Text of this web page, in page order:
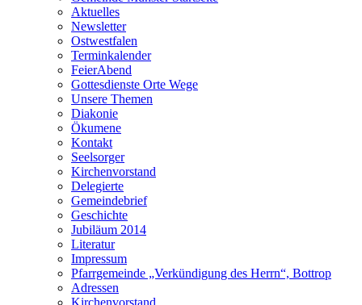
Aktuelles
Newsletter
Ostwestfalen
Terminkalender
FeierAbend
Gottesdienste Orte Wege
Unsere Themen
Diakonie
Ökumene
Kontakt
Seelsorger
Kirchenvorstand
Delegierte
Gemeindebrief
Geschichte
Jubiläum 2014
Literatur
Impressum
Pfarrgemeinde „Verkündigung des Herrn“, Bottrop
Adressen
Kirchenvorstand